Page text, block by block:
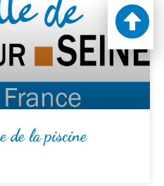
de la piscine